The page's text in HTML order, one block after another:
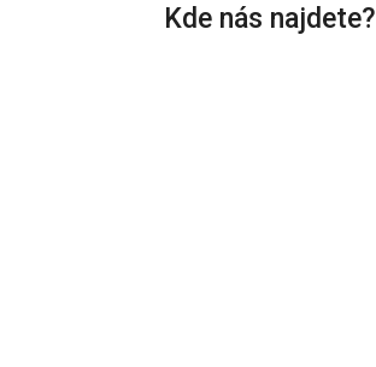
Kde nás najdete?